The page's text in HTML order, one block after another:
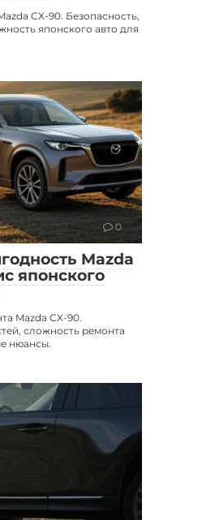
CX-90. Безопасность,
японского авто для
0
Mazda
японского
Mazda CX-90.
сложность ремонта
нюансы.